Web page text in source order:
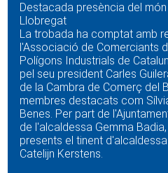
Destacada presència del
Llobregat
La trobada ha comptat amb
l'Associació de Comerciants
Polígons Industrials de
pel seu president Carles
de la Cambra de Comerç del
membres destacats com
Benes. Per part de
de l'alcaldessa Gemma
presents el tinent
Catelijn Kerstens.